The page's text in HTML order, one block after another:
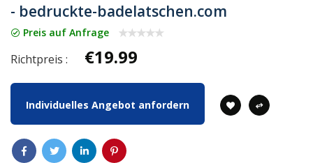
- bedruckte-badelatschen.com
Preis auf Anfrage
Richtpreis : €19.99
Individuelles Angebot anfordern